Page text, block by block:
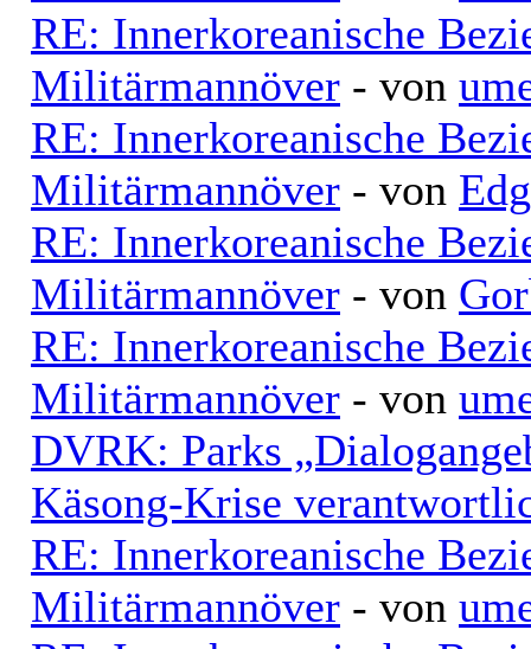
RE: Innerkoreanische
Militärmannöver - von
RE: Innerkoreanische
Militärmannöver - von
RE: Innerkoreanische
Militärmannöver - von
RE: Innerkoreanische
Militärmannöver - von
DVRK: Parks
Käsong-Krise
RE: Innerkoreanische
Militärmannöver - von